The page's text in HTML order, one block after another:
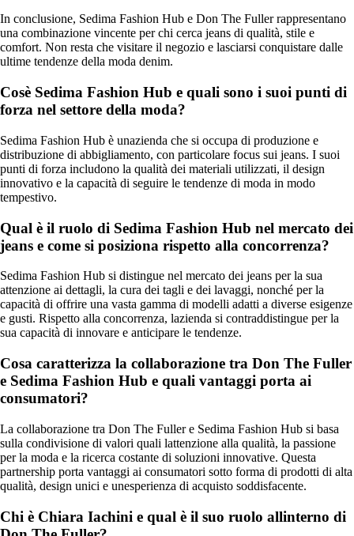
In conclusione, Sedima Fashion Hub e Don The Fuller rappresentano
una combinazione vincente per chi cerca jeans di qualità, stile e
comfort. Non resta che visitare il negozio e lasciarsi conquistare dalle
ultime tendenze della moda denim.
Cosè Sedima Fashion Hub e quali sono i suoi punti di
forza nel settore della moda?
Sedima Fashion Hub è unazienda che si occupa di produzione e
distribuzione di abbigliamento, con particolare focus sui jeans. I suoi
punti di forza includono la qualità dei materiali utilizzati, il design
innovativo e la capacità di seguire le tendenze di moda in modo
tempestivo.
Qual è il ruolo di Sedima Fashion Hub nel mercato dei
jeans e come si posiziona rispetto alla concorrenza?
Sedima Fashion Hub si distingue nel mercato dei jeans per la sua
attenzione ai dettagli, la cura dei tagli e dei lavaggi, nonché per la
capacità di offrire una vasta gamma di modelli adatti a diverse esigenze
e gusti. Rispetto alla concorrenza, lazienda si contraddistingue per la
sua capacità di innovare e anticipare le tendenze.
Cosa caratterizza la collaborazione tra Don The Fuller
e Sedima Fashion Hub e quali vantaggi porta ai
consumatori?
La collaborazione tra Don The Fuller e Sedima Fashion Hub si basa
sulla condivisione di valori quali lattenzione alla qualità, la passione
per la moda e la ricerca costante di soluzioni innovative. Questa
partnership porta vantaggi ai consumatori sotto forma di prodotti di alta
qualità, design unici e unesperienza di acquisto soddisfacente.
Chi è Chiara Iachini e qual è il suo ruolo allinterno di